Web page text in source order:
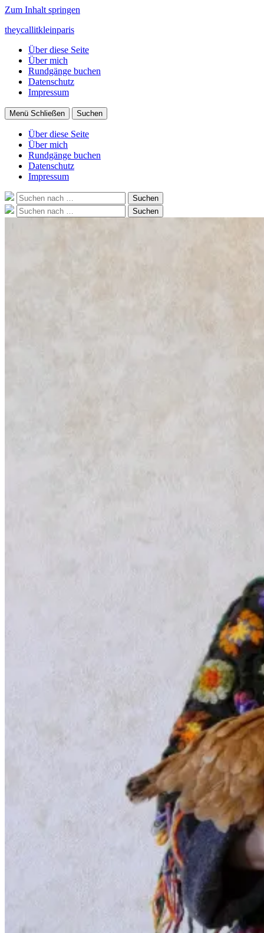
Zum Inhalt springen
theycallitkleinparis
Über diese Seite
Über mich
Rundgänge buchen
Datenschutz
Impressum
Menü Schließen Suchen
Über diese Seite
Über mich
Rundgänge buchen
Datenschutz
Impressum
Suche
nach:
Suchen
Suche
nach:
Suchen